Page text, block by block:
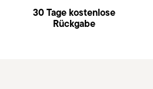
30 Tage kostenlose
Rückgabe